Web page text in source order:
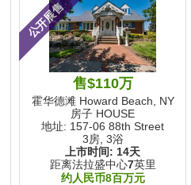
公开展售
售$110万
霍华德滩 Howard Beach, NY
房子 HOUSE
地址: 157-06 88th Street
3房, 3浴
上市时间: 14天
距离法拉盛中心7英里
约人民币8百万元